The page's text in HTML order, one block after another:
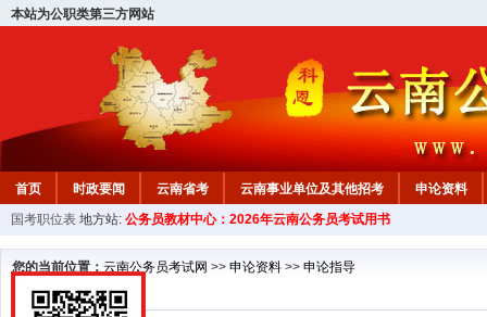
本站为公职类第三方网站
首页 时政要闻 云南省考 云南事业单位及其他招考
申论资料
国考职位表 地方站: 公务员教材中心：2026年云南公务员考试用书
您的当前位置： 云南公务员考试网 >> 申论资料 >> 申论指导